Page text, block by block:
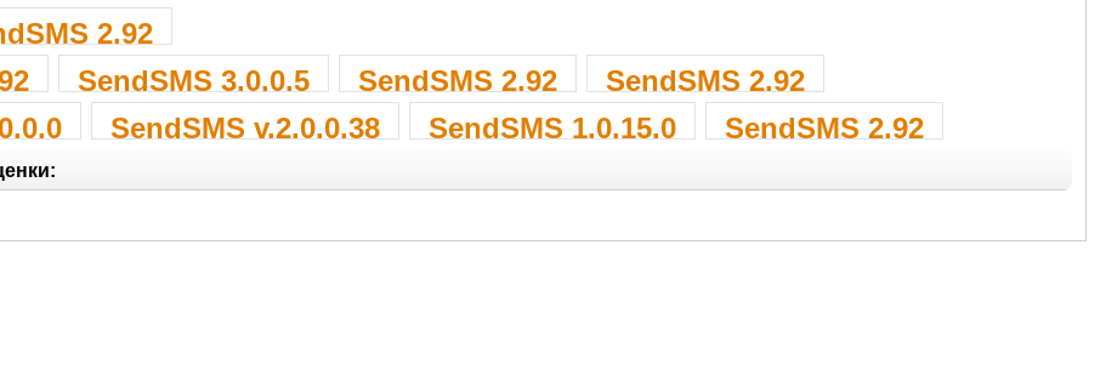
2.92
SendSMS 3.0.0.5 SendSMS 2.92
SendSMS 2.92
SendSMS v.2.0.0.38 SendSMS 1.0.15.0 SendSMS 2.92